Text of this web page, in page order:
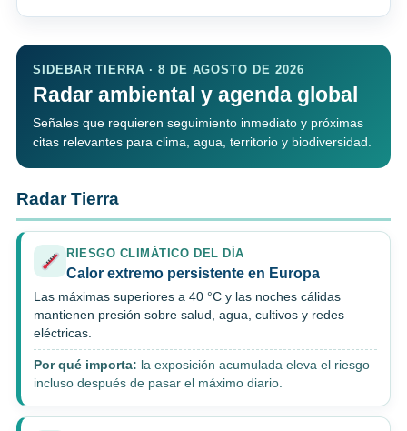
SIDEBAR TIERRA · 8 DE AGOSTO DE 2026
Radar ambiental y agenda global
Señales que requieren seguimiento inmediato y próximas
citas relevantes para clima, agua, territorio y biodiversidad.
Radar Tierra
RIESGO CLIMÁTICO DEL DÍA
Calor extremo persistente en Europa
Las máximas superiores a 40 °C y las noches cálidas
mantienen presión sobre salud, agua, cultivos y redes
eléctricas.
Por qué importa: la exposición acumulada eleva el riesgo
incluso después de pasar el máximo diario.